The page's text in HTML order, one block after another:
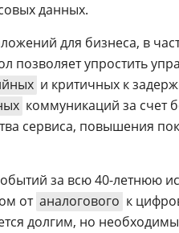
данных.
для бизнеса, в
позволяет упростить
и критичных к
коммуникаций за счет
сервиса, повышения
за всю 40-летнюю
от аналогового к
долгим, но